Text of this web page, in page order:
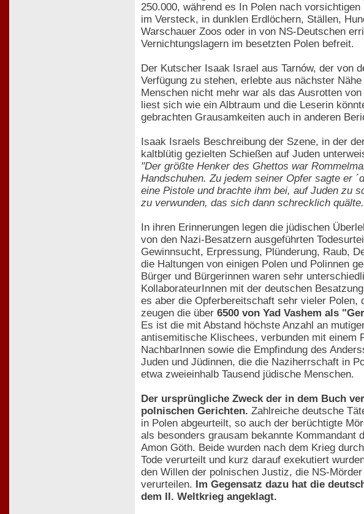
250.000, während es In Polen nach
im Versteck, in dunklen Erdlöchern, Ställen,
Warschauer Zoos oder in von NS-Deutschen
Vernichtungslagern im besetzten Polen befreit.
Der Kutscher Isaak Israel aus Tarnów, der von
Verfügung zu stehen, erlebte aus nächster
Menschen nicht mehr war als das Ausrotten
liest sich wie ein Albtraum und die Leserin
gebrachten Grausamkeiten auch in anderen
Isaak Israels Beschreibung der Szene, in der
kaltblütig gezielten Schießen auf Juden
"Der größte Henker des Ghettos war
Handschuhen. Zu jedem seiner Opfer sagte er
eine Pistole und brachte ihm bei, auf Juden zu
zu verwunden, das sich dann schrecklich
In ihren Erinnerungen legen die jüdischen
von den Nazi-Besatzern ausgeführten
Gewinnsucht, Erpressung, Plünderung, Raub,
die Haltungen von einigen Polen und Polinnen
Bürger und Bürgerinnen waren sehr
KollaborateurInnen mit der deutschen
es aber die Opferbereitschaft sehr vieler Polen,
zeugen die über 6500 von Yad Vashem als
Es ist die mit Abstand höchste Anzahl an
antisemitische Klischees, verbunden mit einem
NachbarInnen sowie die Empfindung des
Juden und Jüdinnen, die die Naziherrschaft in
etwa zweieinhalb Tausend jüdische Menschen.
Der ursprüngliche Zweck der in dem Buch
polnischen Gerichten. Zahlreiche deutsche
in Polen abgeurteilt, so auch der berüchtigte
als besonders grausam bekannte Kommandant
Amon Göth. Beide wurden nach dem Krieg
Tode verurteilt und kurz darauf exekutiert
den Willen der polnischen Justiz, die NS-
verurteilen. Im Gegensatz dazu hat die
dem II. Weltkrieg angeklagt.